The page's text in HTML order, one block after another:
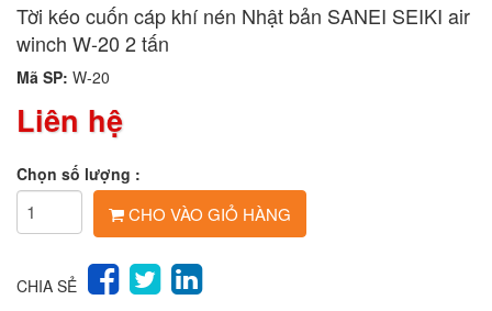
Tời kéo cuốn cáp khí nén Nhật bản SANEI SEIKI air
winch W-20 2 tấn
Mã SP: W-20
Liên hệ
Chọn số lượng :
CHO VÀO GIỎ HÀNG
CHIA SẺ